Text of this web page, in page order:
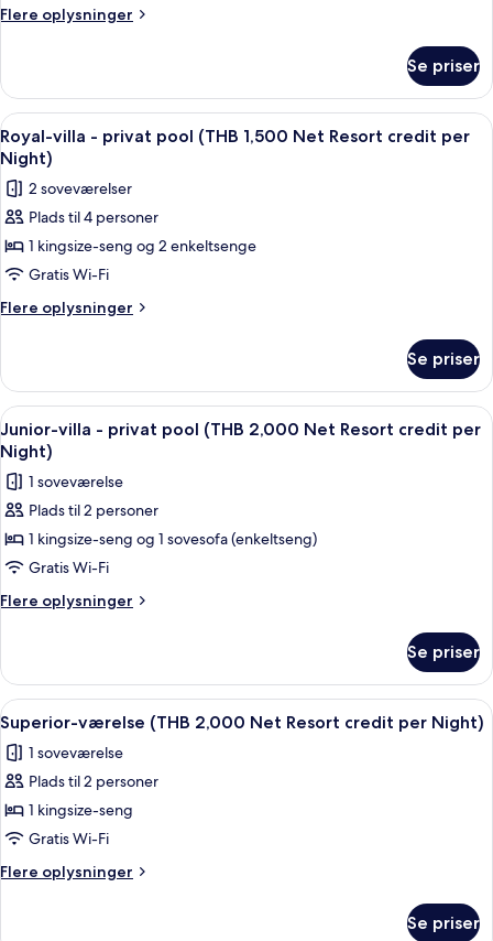
pool
(THB
1,500
Net
Resort
credit
per
Night)
Flere oplysninger
Flere
-
privat
pool
-
havudsigt
(THB
1,500
Resort
credit
Night)
Se priser
Indlæs
alle
billeder
af
Royal-
villa
-
privat
1,500
Net
Resort
credit
per
Night)
7
Royal-villa - privat pool (THB 1,500 Net Resort credit per
Night)
2 soveværelser
Plads til 4 personer
1 kingsize-seng og 2 enkeltsenge
Gratis Wi-Fi
Flere oplysninger
Flere
villa
privat
pool
(THB
1,500
Net
credit
per
Se priser
Indlæs
alle
billeder
af
Junior-
villa
-
privat
2,000
Net
Resort
credit
per
Night)
Minibar, pengeskab på værelset,
5
Junior-villa - privat pool (THB 2,000 Net Resort credit per
Night)
1 soveværelse
Plads til 2 personer
1 kingsize-seng og 1 sovesofa (enkeltseng)
Gratis Wi-Fi
Flere oplysninger
Flere
villa
privat
pool
(THB
2,000
Resort
credit
Night)
Se priser
Indlæs
alle
billeder
af
Superior-
værelse
(THB
2,000
Minibar, pengeskab på værelset,
4
Superior-værelse (THB 2,000 Net Resort credit per Night)
1 soveværelse
Plads til 2 personer
1 kingsize-seng
Gratis Wi-Fi
Flere oplysninger
Flere
Se priser